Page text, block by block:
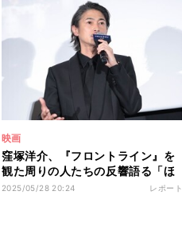
映画
窪塚洋介、『フロントライン』を
観た周りの人たちの反響語る「ほ
ぼ全員が…」
2025/05/28 20:24 レポート